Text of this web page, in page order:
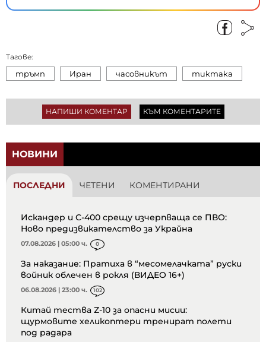
Тагове:
тръмп Иран часовникът тиктака
НАПИШИ КОМЕНТАР КЪМ КОМЕНТАРИТЕ
НОВИНИ
ПОСЛЕДНИ ЧЕТЕНИ КОМЕНТИРАНИ
Искандер и С-400 срещу изчерпваща се ПВО:
Ново предизвикателство за Украйна
07.08.2026 | 05:00 ч. 0
За наказание: Пратиха в “месомелачката” руски
войник облечен в рокля (ВИДЕО 16+)
06.08.2026 | 23:00 ч. 102
Китай тества Z-10 за опасни мисии:
щурмовите хеликоптери тренират полети
под радара